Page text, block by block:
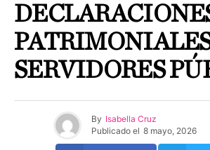
SERVIDORES
By Isabella Cruz
Publicado el 8 mayo, 2026